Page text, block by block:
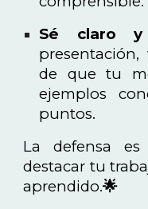
Sé claro y
de que tu
ejemplos
puntos.
La defensa
destacar tu
aprendido.🌟